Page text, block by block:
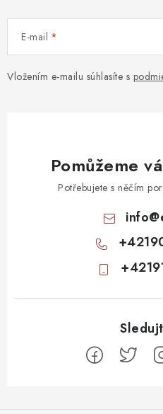
E-mail
Vložením e-mailu súhlasíte s
Pomůžeme
Potřebujete s něčím
info@